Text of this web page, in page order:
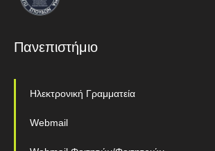
Πανεπιστήμιο
Ηλεκτρονική Γραμματεία
Webmail